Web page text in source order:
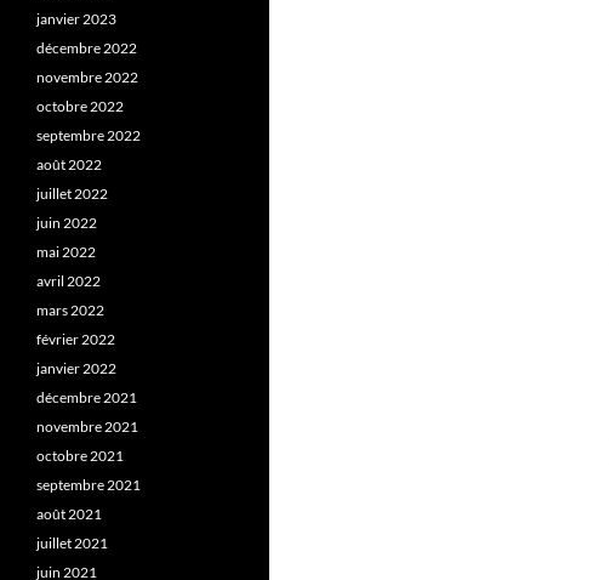
janvier 2023
décembre 2022
novembre 2022
octobre 2022
septembre 2022
août 2022
juillet 2022
juin 2022
mai 2022
avril 2022
mars 2022
février 2022
janvier 2022
décembre 2021
novembre 2021
octobre 2021
septembre 2021
août 2021
juillet 2021
juin 2021